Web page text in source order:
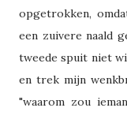
opgetrokken,
een zuivere naald
tweede spuit niet
en trek mijn
"waarom zou